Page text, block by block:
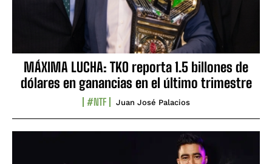
MÁXIMA LUCHA: TKO reporta 1.5 billones de
dólares en ganancias en el último trimestre
#NTF Juan José Palacios